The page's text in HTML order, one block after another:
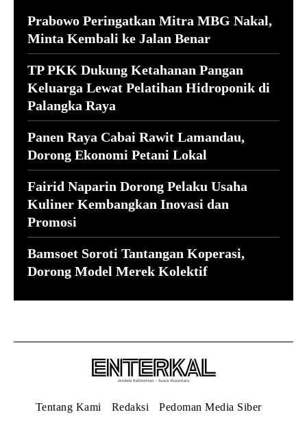
Prabowo Peringatkan Mitra MBG Nakal,
Minta Kembali ke Jalan Benar
TP PKK Dukung Ketahanan Pangan
Keluarga Lewat Pelatihan Hidroponik di
Palangka Raya
Panen Raya Cabai Rawit Lamandau,
Dorong Ekonomi Petani Lokal
Fairid Naparin Dorong Pelaku Usaha
Kuliner Kembangkan Inovasi dan
Promosi
Bamsoet Soroti Tantangan Koperasi,
Dorong Model Merek Kolektif
Tentang Kami Redaksi Pedoman Media Siber